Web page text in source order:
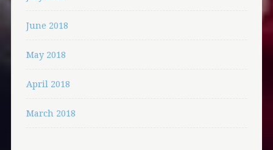
June 2018
May 2018
April 2018
March 2018